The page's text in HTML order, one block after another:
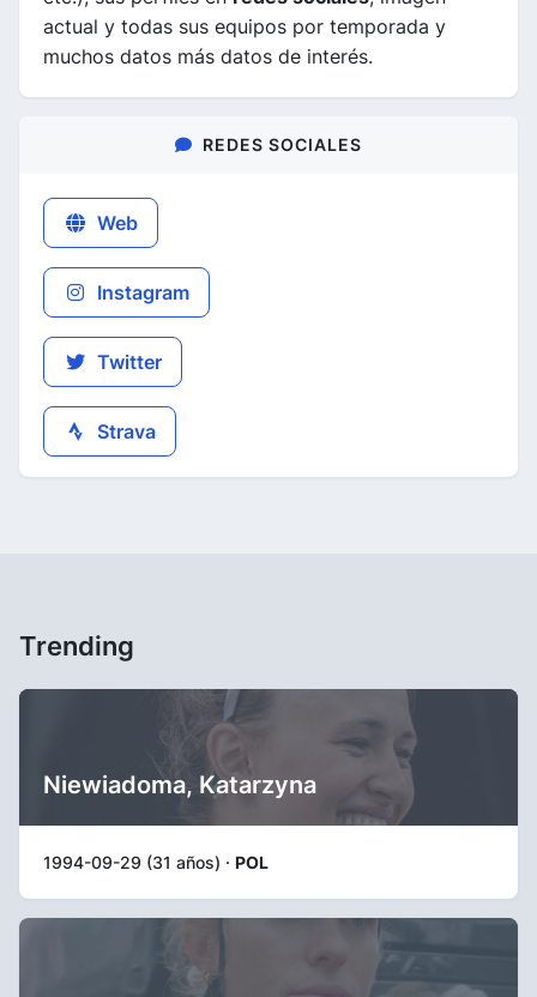
actual y todas sus equipos por temporada y
muchos datos más datos de interés.
REDES SOCIALES
Web
Instagram
Twitter
Strava
Trending
Niewiadoma, Katarzyna
1994-09-29 (31 años) · POL